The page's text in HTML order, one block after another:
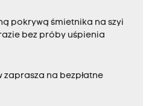
pokrywą śmietnika na szyi
bez próby uśpienia
zaprasza na bezpłatne